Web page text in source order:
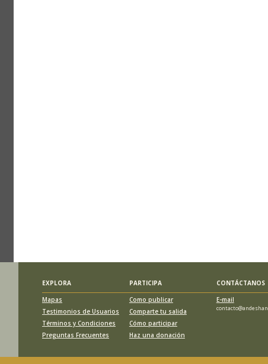
EXPLORA PARTICIPA CONTÁCTANOS
Mapas
Testimonios de Usuarios
Términos y Condiciones
Preguntas Frecuentes
Como publicar
Comparte tu salida
Cómo participar
Haz una donación
E-mail